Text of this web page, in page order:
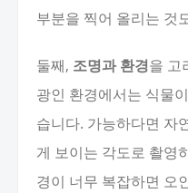
부분을 찍어 올리는 것
둘째, 조명과 환경을 고
광인 환경에서는 식물
습니다. 가능하다면 자
게 보이는 각도로 촬영
경이 너무 복잡하면 오